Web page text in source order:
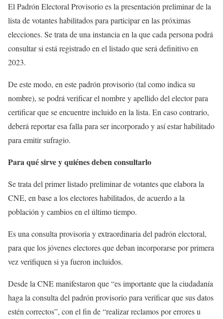
El Padrón Electoral Provisorio es la presentación preliminar de la
lista de votantes habilitados para participar en las próximas
elecciones. Se trata de una instancia en la que cada persona podrá
consultar si está registrado en el listado que será definitivo en
2023.
De este modo, en este padrón provisorio (tal como indica su
nombre), se podrá verificar el nombre y apellido del elector para
certificar que se encuentre incluido en la lista. En caso contrario,
deberá reportar esa falla para ser incorporado y así estar habilitado
para emitir sufragio.
Para qué sirve y quiénes deben consultarlo
Se trata del primer listado preliminar de votantes que elabora la
CNE, en base a los electores habilitados, de acuerdo a la
población y cambios en el último tiempo.
Es una consulta provisoria y extraordinaria del padrón electoral,
para que los jóvenes electores que deban incorporarse por primera
vez verifiquen si ya fueron incluidos.
Desde la CNE manifestaron que “es importante que la ciudadanía
haga la consulta del padrón provisorio para verificar que sus datos
estén correctos”, con el fin de “realizar reclamos por errores u